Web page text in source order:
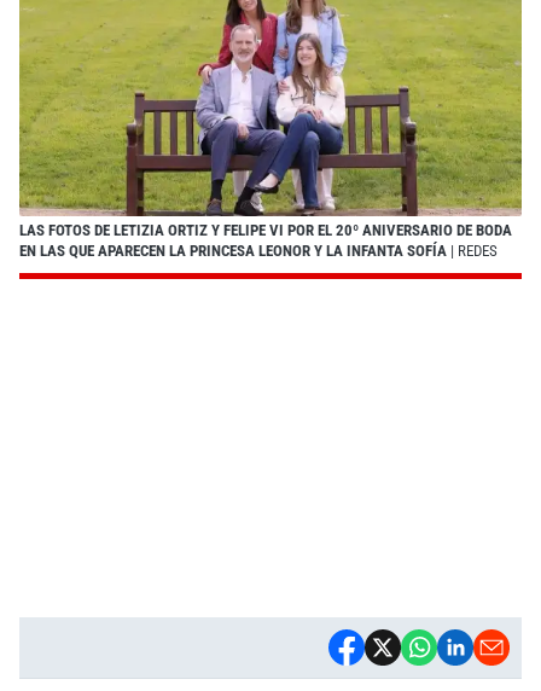
LAS FOTOS DE LETIZIA ORTIZ Y FELIPE VI POR EL 20º ANIVERSARIO DE BODA
EN LAS QUE APARECEN LA PRINCESA LEONOR Y LA INFANTA SOFÍA | REDES